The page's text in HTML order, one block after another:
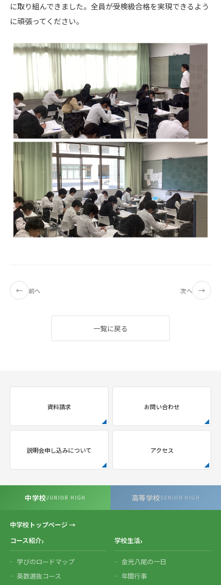
に取り組んできました。全員が受検級合格を実現できるよう
に頑張ってください。
← 前へ 次へ →
一覧に戻る
資料請求 お問い合わせ
説明会申し込みについて アクセス
中学校JUNIOR HIGH 高等学校SENIOR HIGH
中学校トップページ →
コース紹介
学びのロードマップ
英数選抜コース
学校生活
金光八尾の一日
年間行事